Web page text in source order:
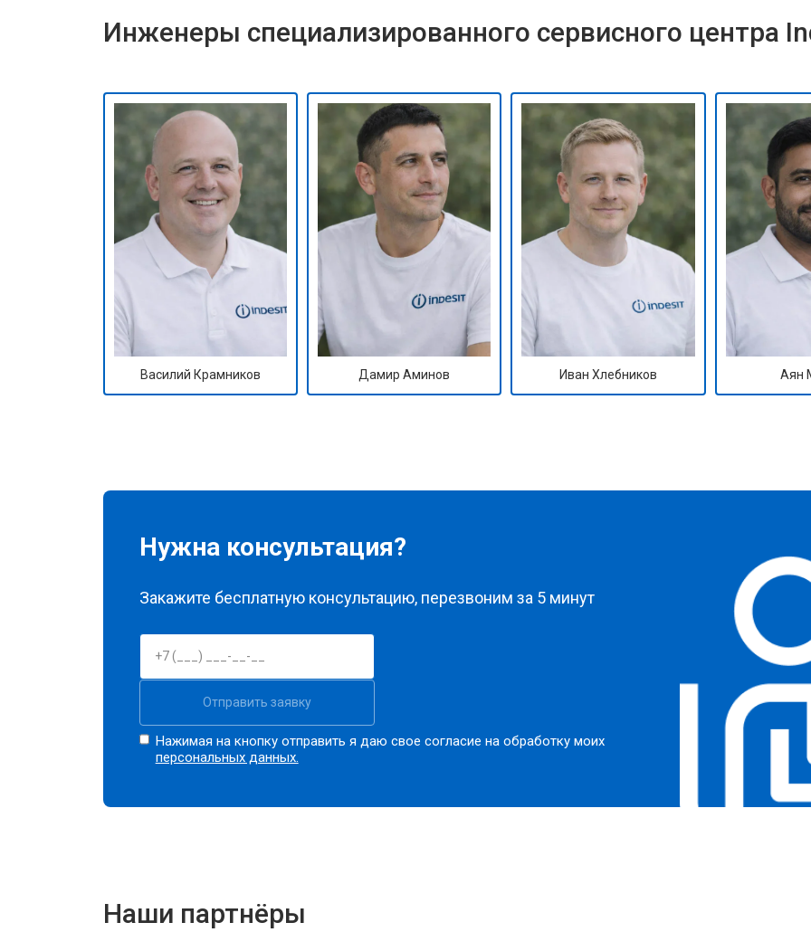
Инженеры специализированного сервисного центра
Василий Крамников Дамир Аминов Иван Хлебников Аян
Нужна консультация?
Закажите бесплатную консультацию, перезвоним за 5 минут
Отправить заявку
Нажимая на кнопку отправить я даю свое согласие на обработку моих
персональных данных.
Наши партнёры